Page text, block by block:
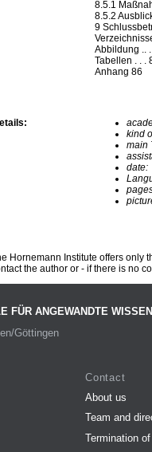
8.5.1
8.5.2
9
Abbildung ..
Tabellen . . .
Anhang 86
kind
main
date:
Hornemann Institute offers only
the author or - if there is no
FÜR ANGEWANDTE
Göttingen
Contact
About us
Team and
Termination